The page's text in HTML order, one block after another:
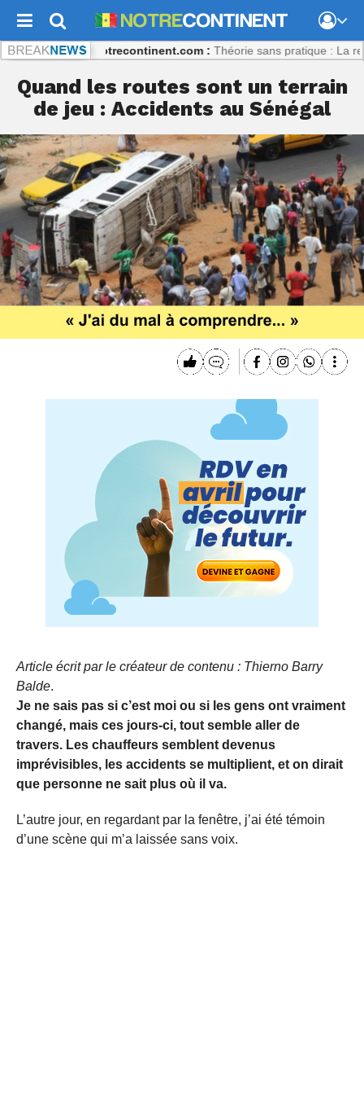
Coulibaly Notrecontinent.com : Théorie sans pratique : La recette
Quand les routes sont un terrain
de jeu : Accidents au Sénégal
Article écrit par le créateur de contenu : Thierno Barry
Balde.
Je ne sais pas si c’est moi ou si les gens ont vraiment
changé, mais ces jours-ci, tout semble aller de
travers. Les chauffeurs semblent devenus
imprévisibles, les accidents se multiplient, et on dirait
que personne ne sait plus où il va.
L’autre jour, en regardant par la fenêtre, j’ai été témoin
d’une scène qui m’a laissée sans voix.